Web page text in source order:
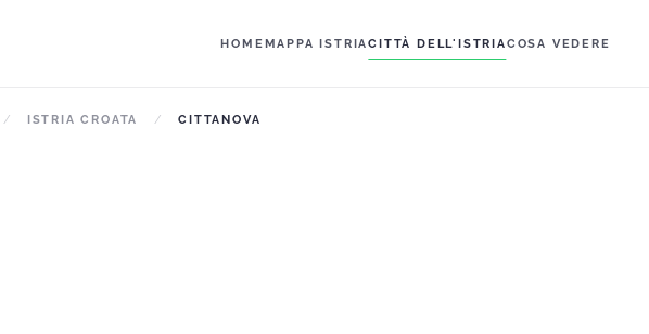
HOMEMAPPA ISTRIACITTÀ DELL'ISTRIACOSA VEDERE
ISTRIA CROATA CITTANOVA